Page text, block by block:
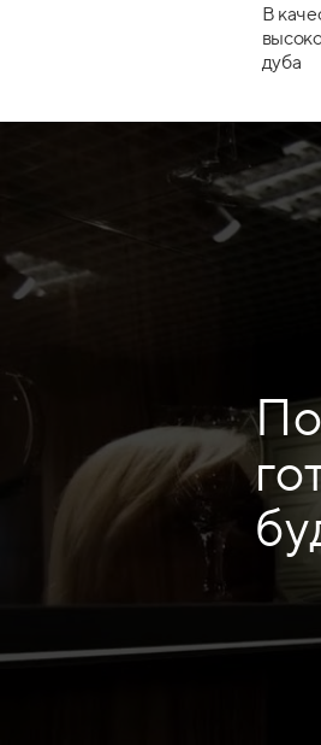
В
дуба